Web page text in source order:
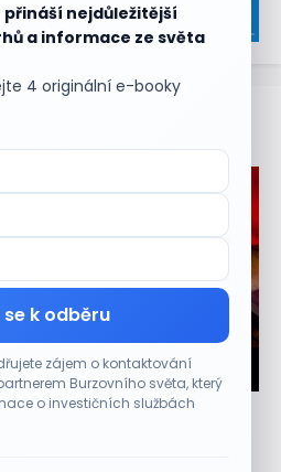
nejdůležitější
a informace ze světa
4 originální e-booky
se k odběru
zájem o kontaktování
Burzovního světa, který
o investičních službách
vzrostly téměř o 28 %,